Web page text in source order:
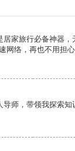
居家旅行必备神器
网络，再也不用担心
师，带领我探索知